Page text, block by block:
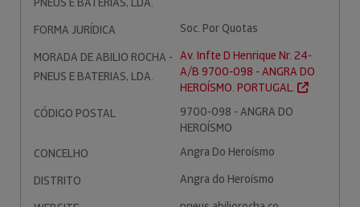
FORMA JURÍDICA
Soc. Por Quotas
MORADA DE ABILIO ROCHA -
PNEUS E BATERIAS, LDA.
Av. Infte D Henrique Nr. 24-
A/B 9700-098 - ANGRA DO
HEROÍSMO. PORTUGAL.
CÓDIGO POSTAL
9700-098 - ANGRA DO
HEROÍSMO
CONCELHO
Angra Do Heroísmo
DISTRITO
Angra do Heroísmo